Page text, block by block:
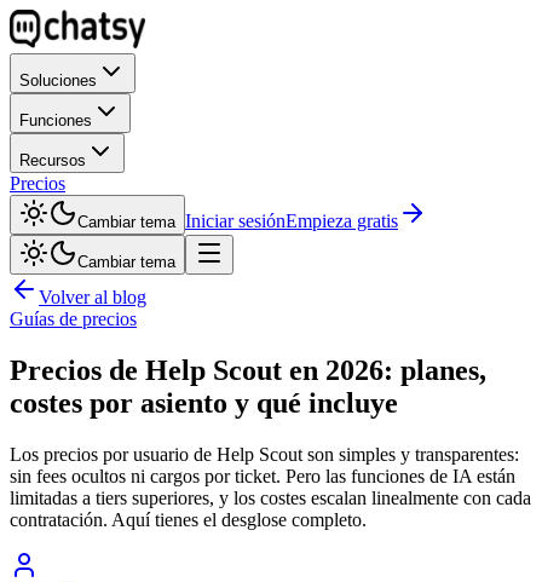
Soluciones
Funciones
Recursos
Precios
Cambiar tema Iniciar sesiónEmpieza gratis
Cambiar tema
Volver al blog
Guías de precios
Precios de Help Scout en 2026: planes,
costes por asiento y qué incluye
Los precios por usuario de Help Scout son simples y transparentes:
sin fees ocultos ni cargos por ticket. Pero las funciones de IA están
limitadas a tiers superiores, y los costes escalan linealmente con cada
contratación. Aquí tienes el desglose completo.